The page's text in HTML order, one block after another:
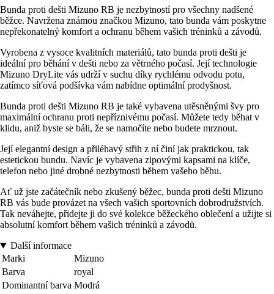
Bunda proti dešti Mizuno RB je nezbytností pro všechny nadšené
běžce. Navržena známou značkou Mizuno, tato bunda vám poskytne
nepřekonatelný komfort a ochranu během vašich tréninků a závodů.
Vyrobena z vysoce kvalitních materiálů, tato bunda proti dešti je
ideální pro běhání v dešti nebo za větrného počasí. Její technologie
Mizuno DryLite vás udrží v suchu díky rychlému odvodu potu,
zatímco síťová podšívka vám nabídne optimální prodyšnost.
Bunda proti dešti Mizuno RB je také vybavena utěsněnými švy pro
maximální ochranu proti nepříznivému počasí. Můžete tedy běhat v
klidu, aniž byste se báli, že se namočíte nebo budete mrznout.
Její elegantní design a přiléhavý střih z ní činí jak praktickou, tak
estetickou bundu. Navíc je vybavena zipovými kapsami na klíče,
telefon nebo jiné drobné nezbytnosti během vašeho běhu.
Ať už jste začátečník nebo zkušený běžec, bunda proti dešti Mizuno
RB vás bude provázet na všech vašich sportovních dobrodružstvích.
Tak neváhejte, přidejte ji do své kolekce běžeckého oblečení a užijte si
absolutní komfort během vašich tréninků a závodů.
Další informace
Marki
Mizuno
Barva
royal
Dominantní barva Modrá